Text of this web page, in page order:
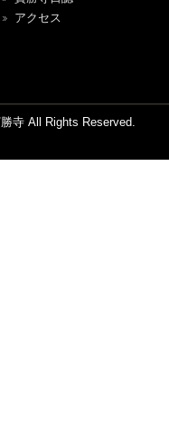
アクセス
寺 All Rights Reserved.